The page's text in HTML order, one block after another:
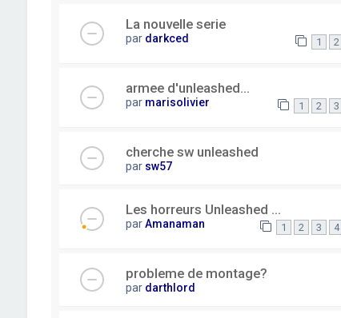
La nouvelle serie
par darkced 1 2
armee d'unleashed...
par marisolivier 1 2 3
cherche sw unleashed
par sw57
Les horreurs Unleashed ...
parAmanaman 1 2 3 4
probleme de montage?
par darthlord